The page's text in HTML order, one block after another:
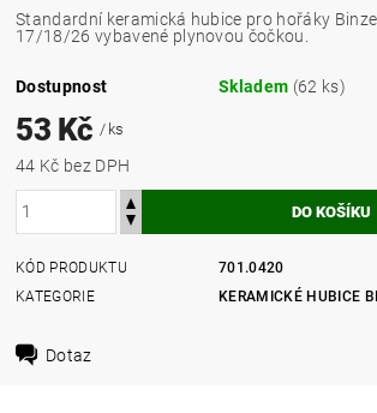
Standardní keramická hubice pro hořáky
17/18/26 vybavené plynovou čočkou.
Dostupnost Skladem (62 ks)
53 Kč/ ks
44 Kč bez DPH
KÓD PRODUKTU
701.0420
KATEGORIE
KERAMICKÉ HUBICE
Dotaz